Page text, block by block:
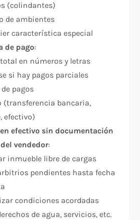
(colindantes)
de ambientes
característica especial
de pago:
en números y letras
si hay pagos parciales
de pagos
(transferencia bancaria,
efectivo)
efectivo sin documentación
vendedor:
inmueble libre de cargas
pendientes hasta fecha
condiciones acordadas
de agua, servicios, etc.